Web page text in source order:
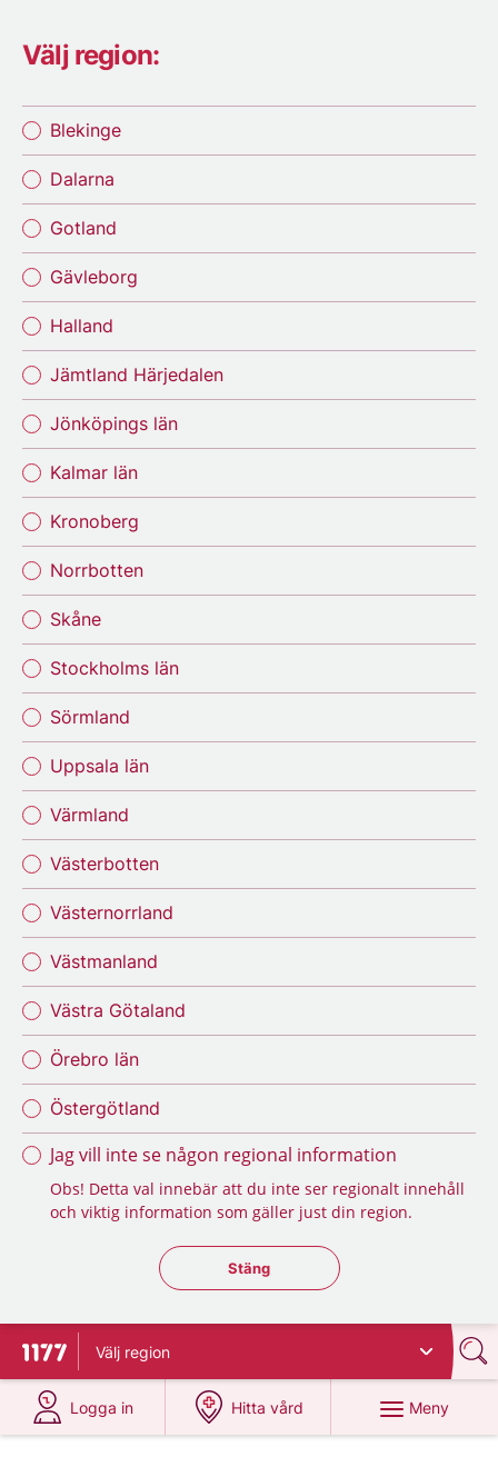
Välj region:
Blekinge
Dalarna
Gotland
Gävleborg
Halland
Jämtland Härjedalen
Jönköpings län
Kalmar län
Kronoberg
Norrbotten
Skåne
Stockholms län
Sörmland
Uppsala län
Värmland
Västerbotten
Västernorrland
Västmanland
Västra Götaland
Örebro län
Östergötland
Jag vill inte se någon regional information
Obs! Detta val innebär att du inte ser regionalt innehåll
och viktig information som gäller just din region.
Stäng regionsväljaren
Stäng
Till startsidan för 1177
Välj region
Logga in
på 1177.se
Hitta vård
på 1177.se
Meny